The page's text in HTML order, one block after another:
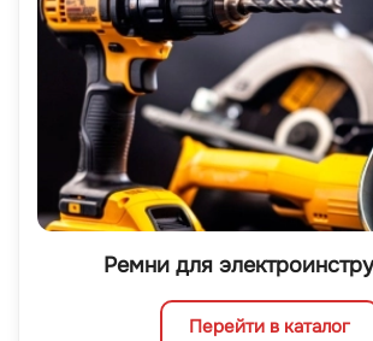
Ремни для
Перейти в каталог